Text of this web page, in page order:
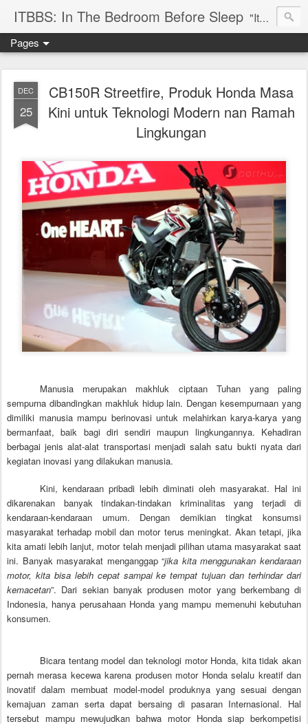
ITBBS: In The Bedroom Before Sleep "Its my life to be exist in the world"
Pages
DEC
25
CB150R Streetfire, Produk Honda Masa
Kini untuk Teknologi Modern nan Ramah
Lingkungan
Manusia merupakan makhluk ciptaan Tuhan yang paling
sempurna dibandingkan makhluk hidup lain. Dengan kesempurnaan yang
dimiliki manusia mampu berinovasi untuk melahirkan karya-karya yang
bermanfaat, baik bagi diri sendiri maupun lingkungannya. Kehadiran
berbagai jenis alat-alat transportasi menjadi salah satu bukti nyata dari
kegiatan inovasi yang dilakukan manusia.
Kini, kendaraan pribadi lebih diminati oleh masyarakat. Hal ini
dikarenakan banyak tindakan-tindakan kriminalitas yang terjadi di
kendaraan-kendaraan umum. Dengan demikian tingkat konsumsi
masyarakat terhadap mobil dan motor terus meningkat. Akan tetapi, jika
kita amati lebih lanjut, motor telah menjadi pilihan utama masyarakat saat
ini. Banyak masyarakat menganggap “jika kita menggunakan kendaraan
motor, kita bisa lebih cepat sampai ke tempat tujuan dan terhindar dari
kemacetan”. Dari sekian banyak produsen motor yang berkembang di
Indonesia, hanya perusahaan Honda yang mampu memenuhi kebutuhan
konsumen.
Bicara tentang model dan teknologi motor Honda, kita tidak akan
pernah merasa kecewa karena produsen motor Honda selalu kreatif dan
inovatif dalam membuat model-model produknya yang sesuai dengan
kemajuan zaman serta dapat bersaing di pasaran Internasional. Hal
tersebut mampu mewujudkan bahwa motor Honda siap berkompetisi